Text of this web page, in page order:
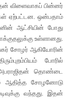
விளைவாகப் பின்னர்
ஏற்பட்டன. ஒன்பதாம்
ஆட்சியின் போது
உள்ளானது.
சோழர் ஆகியோரின்
போரில்
அபராஜிதன் தொண்டை
ஆதித்த சோழனோடு
வந்தது. இதன்